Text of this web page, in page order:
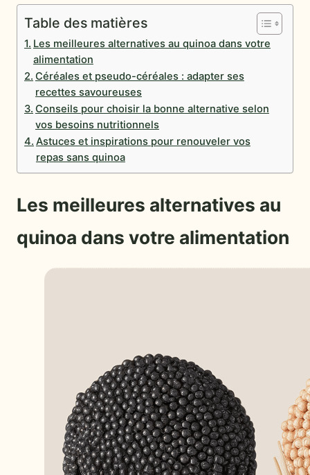
Table des matières
Les meilleures alternatives au quinoa dans votre
alimentation
Céréales et pseudo-céréales : adapter ses
recettes savoureuses
Conseils pour choisir la bonne alternative selon
vos besoins nutritionnels
Astuces et inspirations pour renouveler vos
repas sans quinoa
Les meilleures alternatives au
quinoa dans votre alimentation